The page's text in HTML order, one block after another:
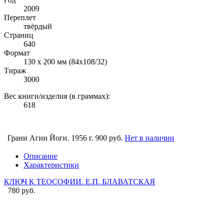
2009
Переплет
твёрдый
Страниц
640
Формат
130 х 200 мм (84х108/32)
Тираж
3000
Вес книги/изделия (в граммах):
618
Грани Агни Йоги. 1956 г. 900 руб. Нет в наличии
Описание
Характеристики
КЛЮЧ К ТЕОСОФИИ. Е.П. БЛАВАТСКАЯ
780 руб.